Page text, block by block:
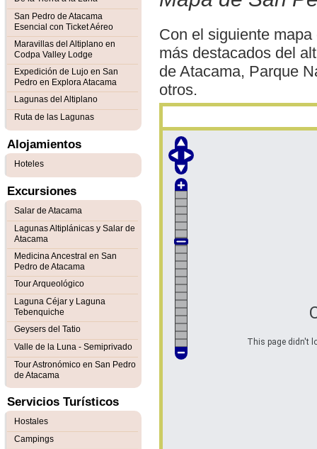
Con el siguiente
más destacados del
de Atacama, Parque
otros.
This page didn't
San Pedro de Atacama
Esencial con Ticket Aéreo
Maravillas del Altiplano en
Codpa Valley Lodge
Expedición de Lujo en San
Pedro en Explora Atacama
Lagunas del Altiplano
Ruta de las Lagunas
Alojamientos
Hoteles
Excursiones
Salar de Atacama
Lagunas Altiplánicas y Salar de
Atacama
Medicina Ancestral en San
Pedro de Atacama
Tour Arqueológico
Laguna Céjar y Laguna
Tebenquiche
Geysers del Tatio
Valle de la Luna - Semiprivado
Tour Astronómico en San Pedro
de Atacama
Servicios Turísticos
Hostales
Campings